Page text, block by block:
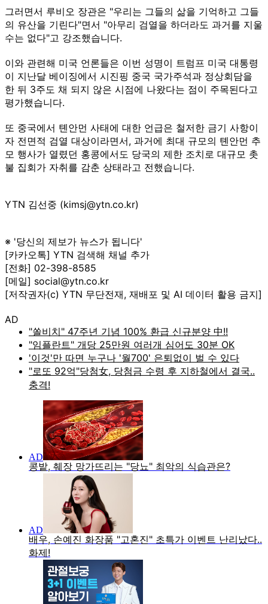
그러면서 루비오 장관은 "우리는 그들의 삶을 기억하고 그들
의 유산을 기린다"면서 "아무리 검열을 하더라도 과거를 지울
수는 없다"고 강조했습니다.
이와 관련해 미국 언론들은 이번 성명이 트럼프 미국 대통령
이 지난달 베이징에서 시진핑 중국 국가주석과 정상회담을
한 뒤 3주도 채 되지 않은 시점에 나왔다는 점이 주목된다고
평가했습니다.
또 중국에서 톈안먼 사태에 대한 언급은 철저한 금기 사항이
자 전면적 검열 대상이라면서, 과거에 최대 규모의 톈안먼 추
모 행사가 열렸던 홍콩에서도 당국의 제한 조치로 대규모 촛
불 집회가 자취를 감춘 상태라고 전했습니다.
YTN 김선중 (kimsj@ytn.co.kr)
※ '당신의 제보가 뉴스가 됩니다'
[카카오톡] YTN 검색해 채널 추가
[전화] 02-398-8585
[메일] social@ytn.co.kr
[저작권자(c) YTN 무단전재, 재배포 및 AI 데이터 활용 금지]
AD